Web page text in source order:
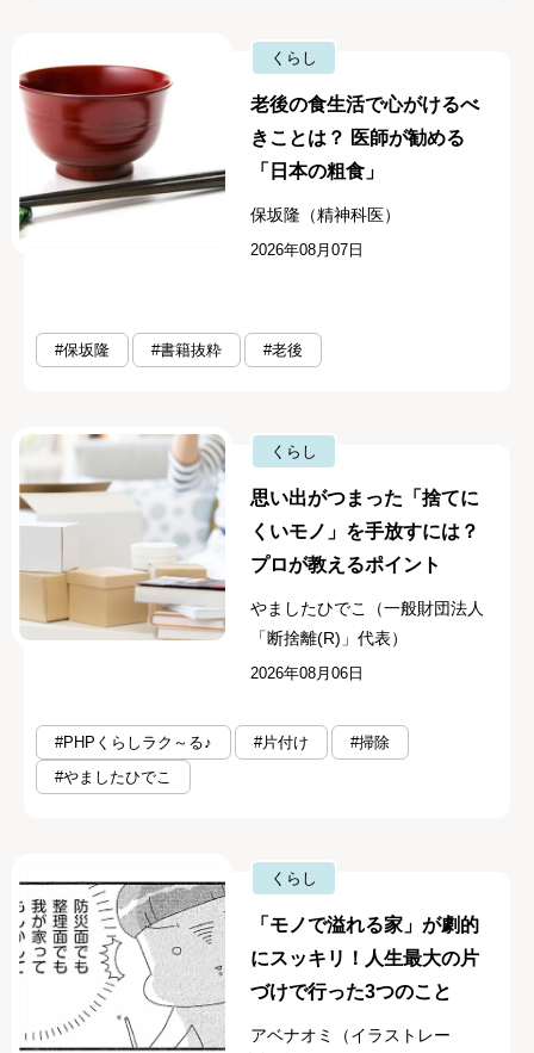
くらし
老後の食生活で心がけるべ
きことは？ 医師が勧める
「日本の粗食」
保坂隆（精神科医）
2026年08月07日
#保坂隆 #書籍抜粋 #老後
くらし
思い出がつまった「捨てに
くいモノ」を手放すには？
プロが教えるポイント
やましたひでこ（一般財団法人
「断捨離(R)」代表）
2026年08月06日
#PHPくらしラク～る♪ #片付け
#掃除
#やましたひでこ
くらし
「モノで溢れる家」が劇的
にスッキリ！人生最大の片
づけで行った3つのこと
アベナオミ（イラストレー